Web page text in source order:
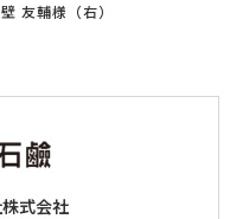
友輔様（右）
式会社